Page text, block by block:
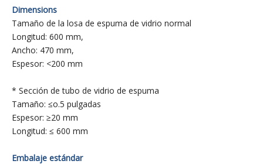
Dimensions
Tamaño de la losa de espuma de vidrio normal
Longitud: 600 mm,
Ancho: 470 mm,
Espesor: <200 mm
* Sección de tubo de vidrio de espuma
Tamaño: ≤o.5 pulgadas
Espesor: ≥20 mm
Longitud: ≤ 600 mm
Embalaje estándar